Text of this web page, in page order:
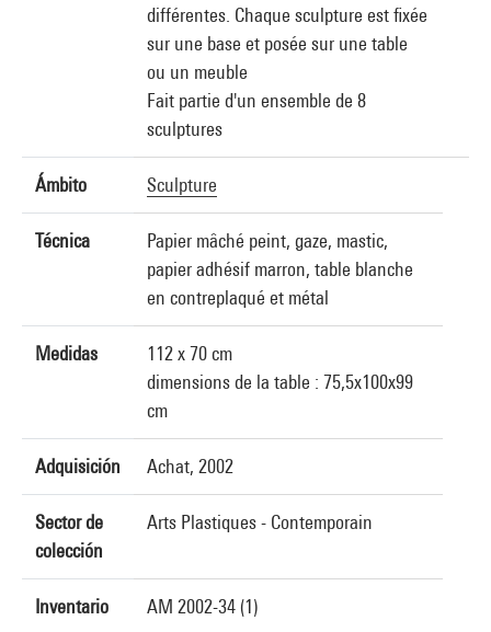
différentes. Chaque sculpture est fixée
sur une base et posée sur une table
ou un meuble
Fait partie d'un ensemble de 8
sculptures
Ámbito Sculpture
Técnica
Papier mâché peint, gaze, mastic,
papier adhésif marron, table blanche
en contreplaqué et métal
Medidas
112 x 70 cm
dimensions de la table : 75,5x100x99
cm
Adquisición Achat, 2002
Sector de
colección
Arts Plastiques - Contemporain
Inventario AM 2002-34 (1)